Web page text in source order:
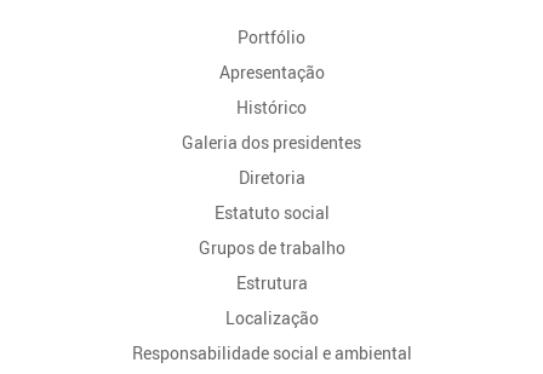
Portfólio
Apresentação
Histórico
Galeria dos presidentes
Diretoria
Estatuto social
Grupos de trabalho
Estrutura
Localização
Responsabilidade social e ambiental